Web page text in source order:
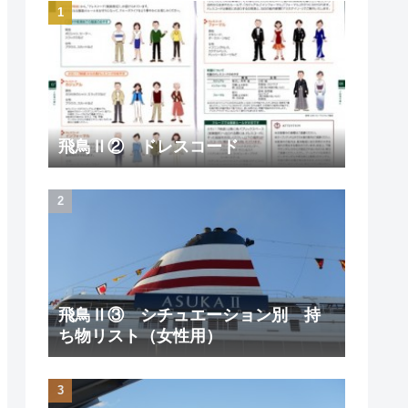
飛鳥Ⅱ② ドレスコード
飛鳥Ⅱ③ シチュエーション別 持
ち物リスト（女性用）